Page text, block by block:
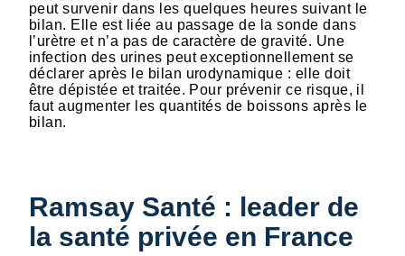
peut survenir dans les quelques heures suivant le
bilan. Elle est liée au passage de la sonde dans
l’urètre et n’a pas de caractère de gravité. Une
infection des urines peut exceptionnellement se
déclarer après le bilan urodynamique : elle doit
être dépistée et traitée. Pour prévenir ce risque, il
faut augmenter les quantités de boissons après le
bilan.
Ramsay Santé : leader de
la santé privée en France